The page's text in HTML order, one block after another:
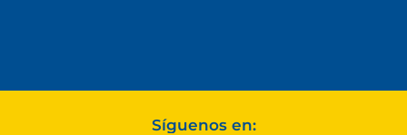
Síguenos en: